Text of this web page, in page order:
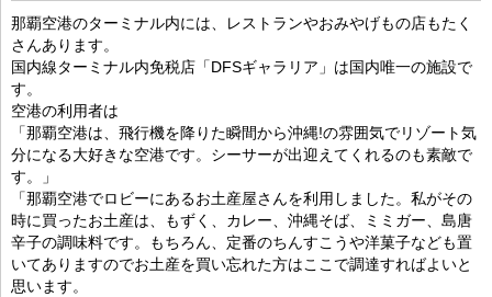
那覇空港のターミナル内には、レストランやおみやげもの店もたく
さんあります。
国内線ターミナル内免税店「DFSギャラリア」は国内唯一の施設で
す。
空港の利用者は
「那覇空港は、飛行機を降りた瞬間から沖縄!の雰囲気でリゾート気
分になる大好きな空港です。シーサーが出迎えてくれるのも素敵で
す。」
「那覇空港でロビーにあるお土産屋さんを利用しました。私がその
時に買ったお土産は、もずく、カレー、沖縄そば、ミミガー、島唐
辛子の調味料です。もちろん、定番のちんすこうや洋菓子なども置
いてありますのでお土産を買い忘れた方はここで調達すればよいと
思います。